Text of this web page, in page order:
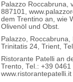
Palazzo Roccabruna,
887101,
dem Trentino an, wie
Olivenöl und Obst.
Palazzo,
Trinitatis 24, Trient,
Ristorante Patelli an
Trento, Tel.: +39
www.ristorantepatelli.it